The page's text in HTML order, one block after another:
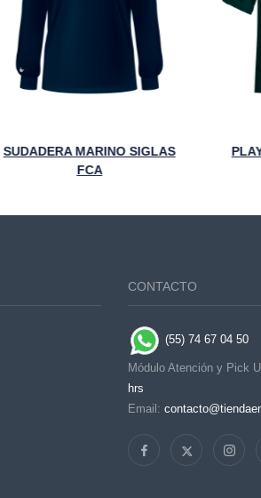
SUDADERA MARINO SIGLAS
FCA
CONTACTO
(55) 74 67 04 50
Módulo Atención y Pick
hrs
Email: